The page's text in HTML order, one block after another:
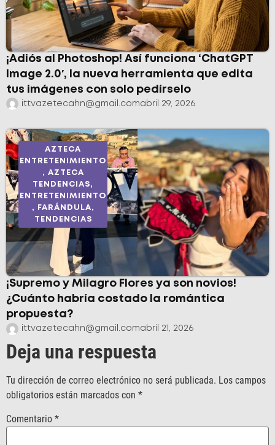
¡Adiós al Photoshop! Así funciona ‘ChatGPT
Image 2.0′, la nueva herramienta que edita
tus imágenes con solo pedírselo
ittvazetecahn@gmail.comabril 29, 2026
AZTECA
ENTRETENIMIENTO
, AZTECA
TENDENCIAS,
ENTRETENIMIENTO
,
FARÁNDULA,
TENDENCIAS
¡Supremo y Milagro Flores ya son novios!
¿Cuánto habría costado la romántica
propuesta?
ittvazetecahn@gmail.comabril 21, 2026
Deja una respuesta
Tu dirección de correo electrónico no será publicada. Los campos
obligatorios están marcados con *
Comentario *